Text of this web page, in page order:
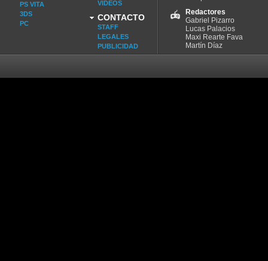
PS VITA
3DS
PC
VIDEOS
CONTACTO
STAFF
LEGALES
PUBLICIDAD
Redactores
Gabriel Pizarro
Lucas Palacios
Maxi Rearte Fava
Martín Díaz